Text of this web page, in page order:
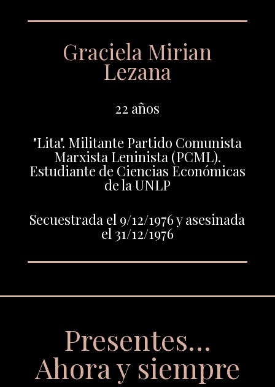
Graciela Mirian
Lezana
22 años
"Lita". Militante Partido Comunista
Marxista Leninista (PCML).
Estudiante de Ciencias Económicas
de la UNLP
Secuestrada el 9/12/1976 y asesinada
el 31/12/1976
Presentes…
Ahora y siempre